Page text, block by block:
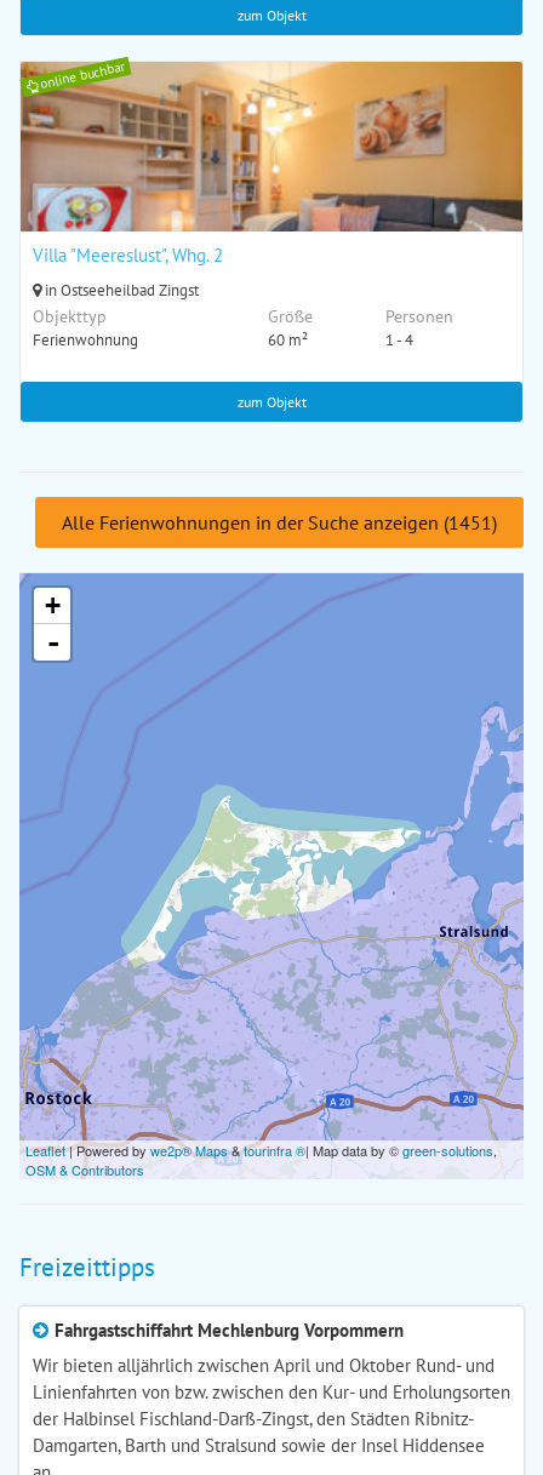
zum Objekt
online buchbar
Villa "Meereslust", Whg. 2
in Ostseeheilbad Zingst
Objekttyp
Ferienwohnung
Größe
60 m²
Personen
1 - 4
zum Objekt
Alle Ferienwohnungen in der Suche anzeigen (1451)
+
-
Leaflet| Powered by we2p® Maps&tourinfra ®| Map data by ©green-solutions,
OSM & Contributors
Freizeittipps
Fahrgastschiffahrt Mechlenburg Vorpommern
Wir bieten alljährlich zwischen April und Oktober Rund- und
Linienfahrten von bzw. zwischen den Kur- und Erholungsorten
der Halbinsel Fischland-Darß-Zingst, den Städten Ribnitz-
Damgarten, Barth und Stralsund sowie der Insel Hiddensee